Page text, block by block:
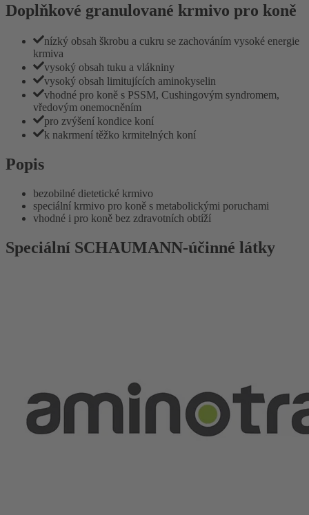
Doplňkové granulované krmivo pro koně
nízký obsah škrobu a cukru se zachováním vysoké energie
krmiva
vysoký obsah tuku a vlákniny
vysoký obsah limitujících aminokyselin
vhodné pro koně s PSSM, Cushingovým syndromem,
vředovým onemocněním
pro zvýšení kondice koní
k nakrmení těžko krmitelných koní
Popis
bezobilné dietetické krmivo
speciální krmivo pro koně s metabolickými poruchami
vhodné i pro koně bez zdravotních obtíží
Speciální SCHAUMANN-účinné látky